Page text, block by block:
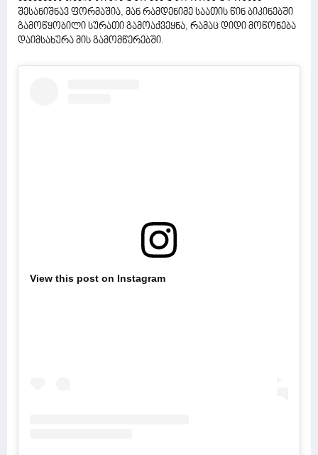
შესანიშნავ ფორმაშია, მან რამდენიმე საათის წინ ბიკინებში
გამოწყობილი სურათი გამოაქვეყნა, რამაც დიდი მოწონება
დაიმსახურა მის გამომწერებში.
View this post on Instagram